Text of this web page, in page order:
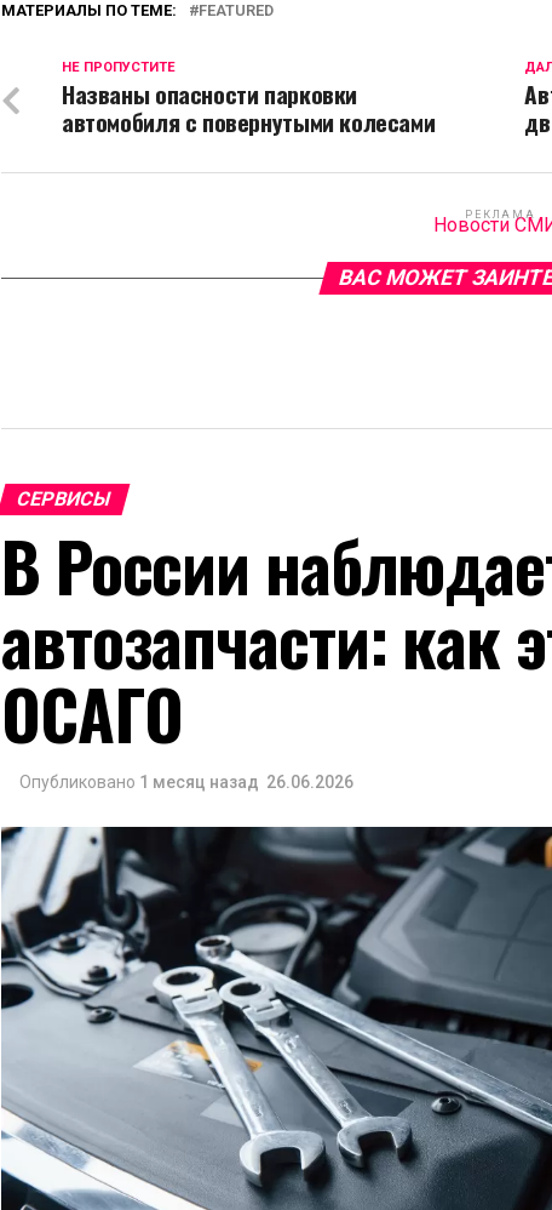
МАТЕРИАЛЫ ПО ТЕМЕ: FEATURED
НЕ ПРОПУСТИТЕ
Названы опасности парковки
автомобиля с повернутыми колесами
РЕКЛАМА
Новости
ВАС МОЖЕТ
СЕРВИСЫ
В России
автозапчасти: как
ОСАГО
Опубликовано 1 месяц назад 26.06.2026